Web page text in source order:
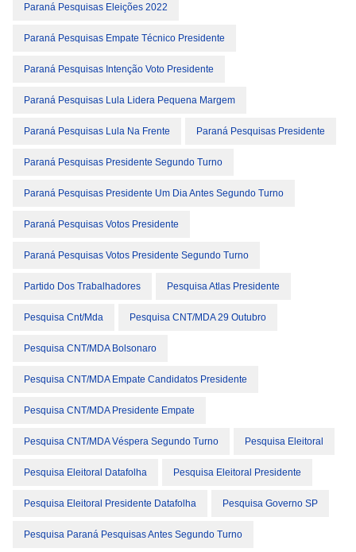
Paraná Pesquisas Eleições 2022
Paraná Pesquisas Empate Técnico Presidente
Paraná Pesquisas Intenção Voto Presidente
Paraná Pesquisas Lula Lidera Pequena Margem
Paraná Pesquisas Lula Na Frente Paraná Pesquisas Presidente
Paraná Pesquisas Presidente Segundo Turno
Paraná Pesquisas Presidente Um Dia Antes Segundo Turno
Paraná Pesquisas Votos Presidente
Paraná Pesquisas Votos Presidente Segundo Turno
Partido Dos Trabalhadores Pesquisa Atlas Presidente
Pesquisa Cnt/mda Pesquisa CNT/MDA 29 Outubro
Pesquisa CNT/MDA Bolsonaro
Pesquisa CNT/MDA Empate Candidatos Presidente
Pesquisa CNT/MDA Presidente Empate
Pesquisa CNT/MDA Véspera Segundo Turno Pesquisa Eleitoral
Pesquisa Eleitoral Datafolha Pesquisa Eleitoral Presidente
Pesquisa Eleitoral Presidente Datafolha Pesquisa Governo SP
Pesquisa Paraná Pesquisas Antes Segundo Turno